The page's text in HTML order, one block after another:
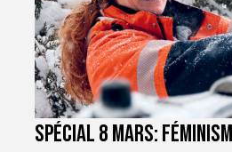
Spécial 8 mars: